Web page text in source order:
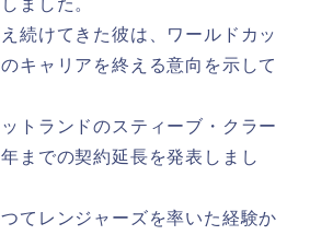
ました。
続けてきた彼は、ワールドカッ
キャリアを終える意向を示して
トランドのスティーブ・クラー
までの契約延長を発表しまし
てレンジャーズを率いた経験か